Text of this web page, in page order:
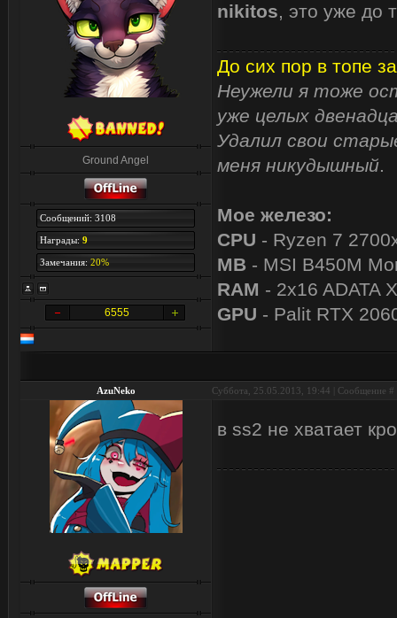
Ground Angel
Сообщений: 3108
Награды: 9
Замечания: 20%
6555
nikitos, это уже до
До сих пор в топе
Неужели я тоже
уже целых
Удалил свои
меня никудышный.
Мое железо:
CPU - Ryzen 7
MB - MSI B450M
RAM - 2x16 ADATA
GPU - Palit RTX
AzuNeko Суббота, 25.05.2013, 19:44 | Сообщение #
в ss2 не хватает